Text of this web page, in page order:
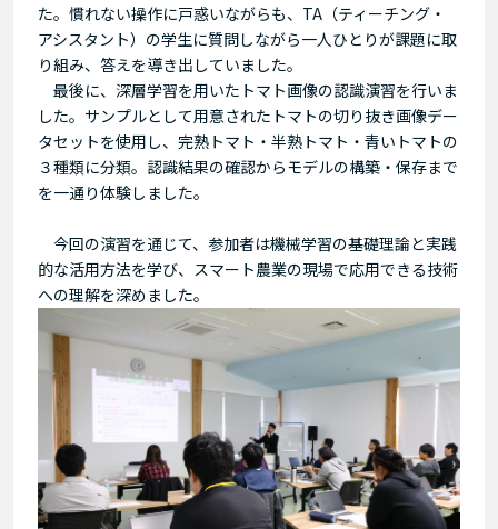
た。慣れない操作に戸惑いながらも、TA（ティーチング・
アシスタント）の学生に質問しながら一人ひとりが課題に取
り組み、答えを導き出していました。
最後に、深層学習を用いたトマト画像の認識演習を行いま
した。サンプルとして用意されたトマトの切り抜き画像デー
タセットを使用し、完熟トマト・半熟トマト・青いトマトの
３種類に分類。認識結果の確認からモデルの構築・保存まで
を一通り体験しました。
今回の演習を通じて、参加者は機械学習の基礎理論と実践
的な活用方法を学び、スマート農業の現場で応用できる技術
への理解を深めました。